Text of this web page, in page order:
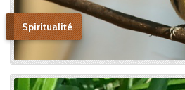
Spiritualité